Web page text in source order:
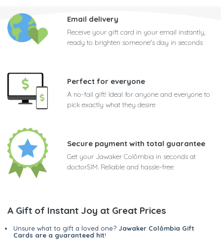
Email delivery
Receive your gift card in your email instantly,
ready to brighten someone's day in seconds
Perfect for everyone
A no-fail gift! Ideal for anyone and everyone to
pick exactly what they desire
Secure payment with total guarantee
Get your Jawaker Colômbia in seconds at
doctorSIM. Reliable and hassle-free
A Gift of Instant Joy at Great Prices
Unsure what to gift a loved one? Jawaker Colômbia Gift
Cards are a guaranteed hit!